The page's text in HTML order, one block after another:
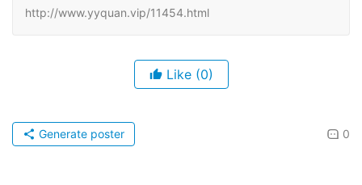
http://www.yyquan.vip/11454.html
Like (0)
0
Generate poster